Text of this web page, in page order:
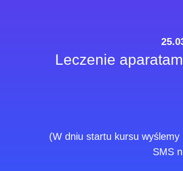
Leczenie
(W dniu startu kursu wyślemy
SMS